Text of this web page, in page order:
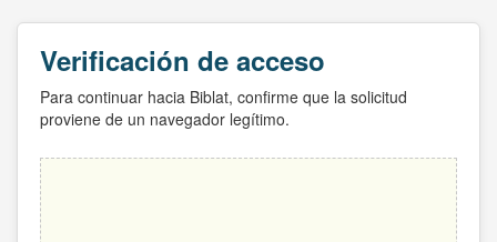
Verificación de acceso
Para continuar hacia Biblat, confirme que la solicitud
proviene de un navegador legítimo.